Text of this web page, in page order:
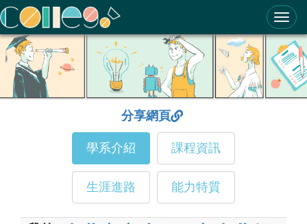
ColleGo! 大學選才與高中育才輔助系統
分享網頁
學系介紹 課程資訊
生涯進路 能力特質